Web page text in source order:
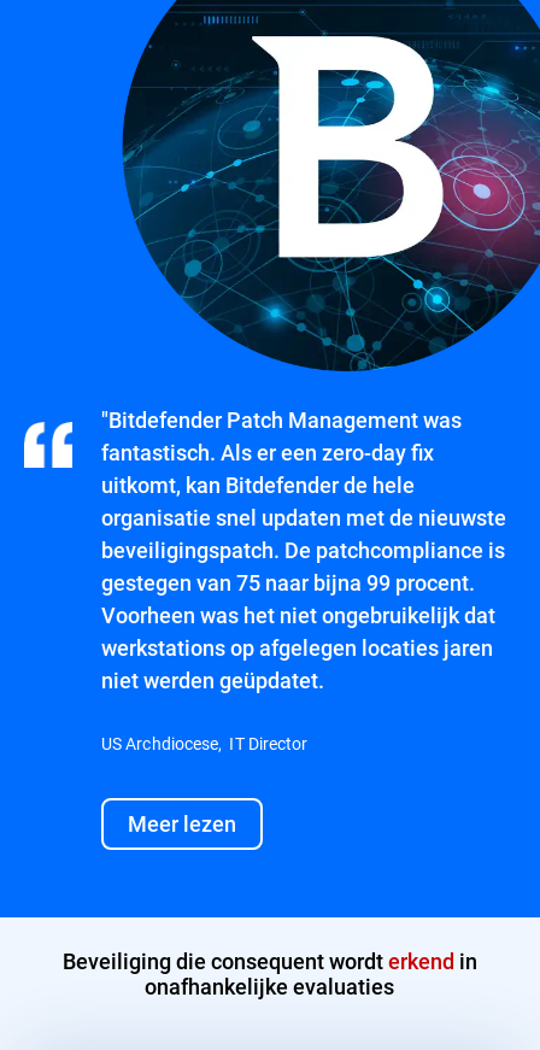
"Bitdefender Patch Management was
fantastisch. Als er een zero-day fix
uitkomt, kan Bitdefender de hele
organisatie snel updaten met de nieuwste
beveiligingspatch. De patchcompliance is
gestegen van 75 naar bijna 99 procent.
Voorheen was het niet ongebruikelijk dat
werkstations op afgelegen locaties jaren
niet werden geüpdatet.
US Archdiocese, IT Director
Meer lezen
Beveiliging die consequent wordterkend in
onafhankelijke evaluaties